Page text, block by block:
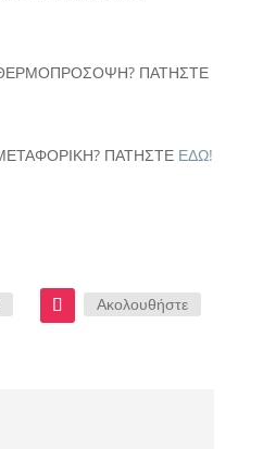
ΠΑΤΗΣΤΕ
ΠΑΤΗΣΤΕΕΔΩ!
Ακολουθήστε